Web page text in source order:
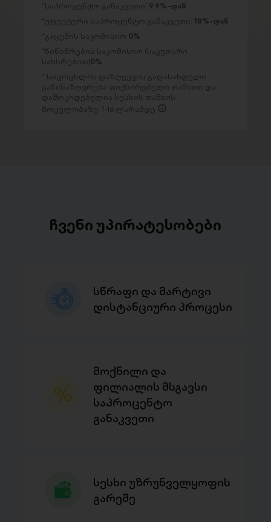
საპროცენტო განაკვეთი: 9.9%-დან
ეფექტური საპროცენტო განაკვეთი: 18%-დან
გაცემის საკომისიო 0%
წინსწრების საკომისიო (საკუთარი
სახსრებით)0%
სიცოცხლის დაზღვევის გადასახდელი
განისაზღვრება ფიქსირებული თანხით და
დამოკიდებულია სესხის თანხის
მოცულობაზე: 1-16 ლარამდე
ჩვენი უპირატესობები
სწრაფი და მარტივი
დისტანციური პროცესი
მოქნილი და
ფილიალის მსგავსი
საპროცენტო
განაკვეთი
სესხი უზრუნველყოფის
გარეშე